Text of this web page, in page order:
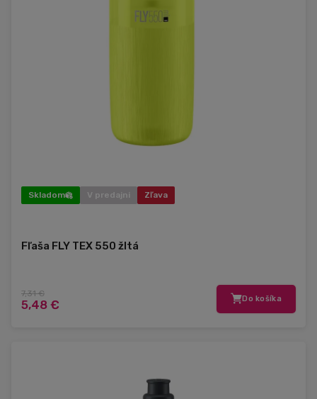
Skladom V predajni Zľava
Fľaša FLY TEX 550 žltá
7,31 €
5,48 € Do košíka